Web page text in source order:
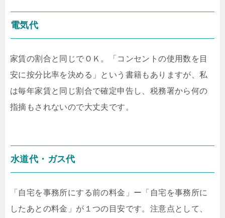
電気代
家賃の割合と同じでＯＫ。「コンセントの使用数を目
安に按分比率を決める」という書籍もありますが、私
は毎年家賃と同じ割合で確定申告し、税務署から何の
指摘もされないので大丈夫です。
水道代・ガス代
「自宅を事務所にする前の料金」ー「自宅を事務所に
したあとの料金」が１つの目安です。注意点として、